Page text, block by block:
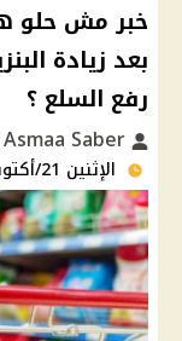
خبر مش حلو
بعد زيادة
رفع السلع ؟
الإثنين 21/أكتوبر/2024 - 06:30 ص